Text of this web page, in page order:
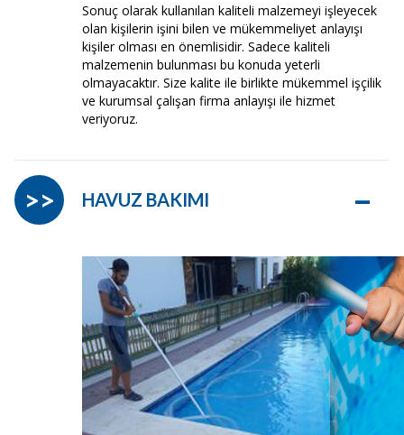
Sonuç olarak kullanılan kaliteli malzemeyi işleyecek
olan kişilerin işini bilen ve mükemmeliyet anlayışı
kişiler olması en önemlisidir. Sadece kaliteli
malzemenin bulunması bu konuda yeterli
olmayacaktır. Size kalite ile birlikte mükemmel işçilik
ve kurumsal çalışan firma anlayışı ile hizmet
veriyoruz.
HAVUZ BAKIMI –
>>